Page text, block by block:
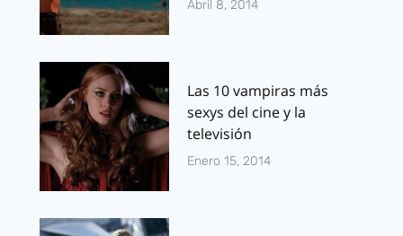
Abril 8, 2014
Las 10 vampiras más
sexys del cine y la
televisión
Enero 15, 2014